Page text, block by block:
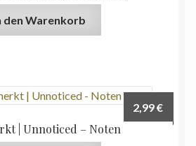
den Warenkorb
| Unnoticed – Noten
2,99€